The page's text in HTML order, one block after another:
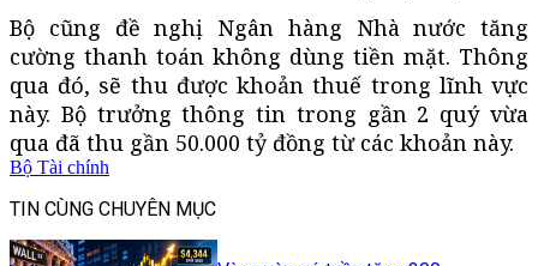
Bộ cũng đề nghị Ngân hàng Nhà nước tăng
cường thanh toán không dùng tiền mặt. Thông
qua đó, sẽ thu được khoản thuế trong lĩnh vực
này. Bộ trưởng thông tin trong gần 2 quý vừa
qua đã thu gần 50.000 tỷ đồng từ các khoản này.
Bộ Tài chính
TIN CÙNG CHUYÊN MỤC